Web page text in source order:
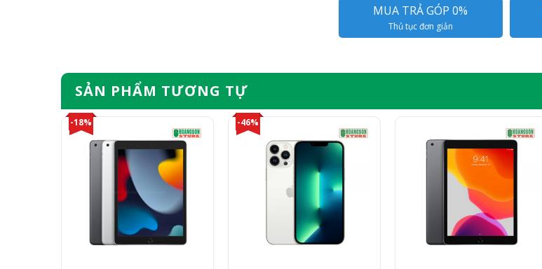
MUA TRẢ GÓP 0%
Thủ tục đơn giản
SẢN PHẨM TƯƠNG TỰ
-18% -46%